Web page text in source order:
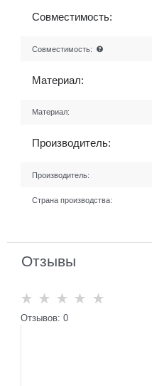
Совместимость:
Совместимость:
Материал:
Материал:
Производитель:
Производитель:
Страна производства:
Отзывы
Отзывов: 0